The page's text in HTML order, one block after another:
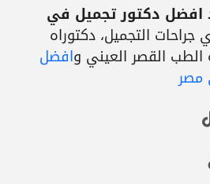
افضل دكتور تجميل في
جراحات التجميل، دكتوراه
الطب القصر العيني وافضل
مصر